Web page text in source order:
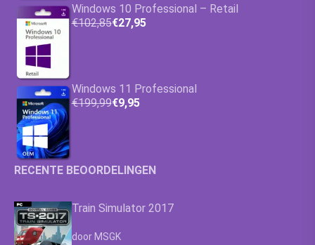
Windows 10 Professional – Retail
€102,85€27,95
Windows 11 Professional
€199,99€9,95
RECENTE BEOORDELINGEN
Train Simulator 2017
Waardering
door MSGK